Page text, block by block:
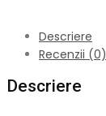
Descriere
Recenzii (0)
Descriere